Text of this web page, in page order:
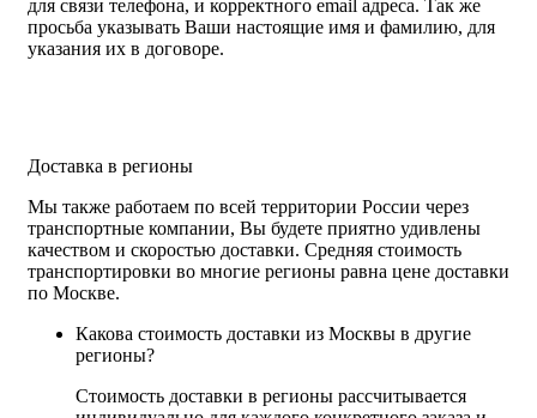
для связи телефона, и корректного email адреса. Так же
просьба указывать Ваши настоящие имя и фамилию, для
указания их в договоре.
Доставка в регионы
Мы также работаем по всей территории России через
транспортные компании, Вы будете приятно удивлены
качеством и скоростью доставки. Средняя стоимость
транспортировки во многие регионы равна цене доставки
по Москве.
Какова стоимость доставки из Москвы в другие
регионы?
Стоимость доставки в регионы рассчитывается